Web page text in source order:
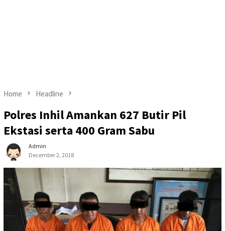
Home Headline
Polres Inhil Amankan 627 Butir Pil
Ekstasi serta 400 Gram Sabu
Admin
December 2, 2018